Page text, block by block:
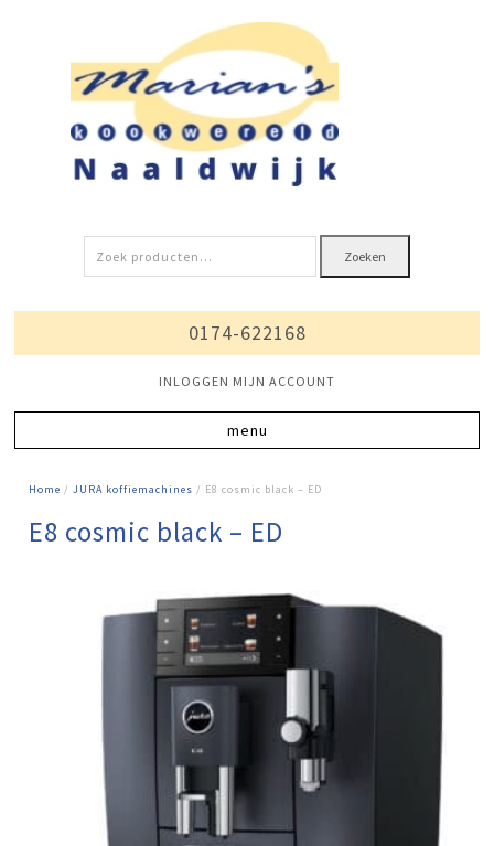
Zoeken
naar:
Zoeken
0174-622168
INLOGGEN MIJN ACCOUNT
Home /JURA koffiemachines / E8 cosmic black – ED
E8 cosmic black – ED